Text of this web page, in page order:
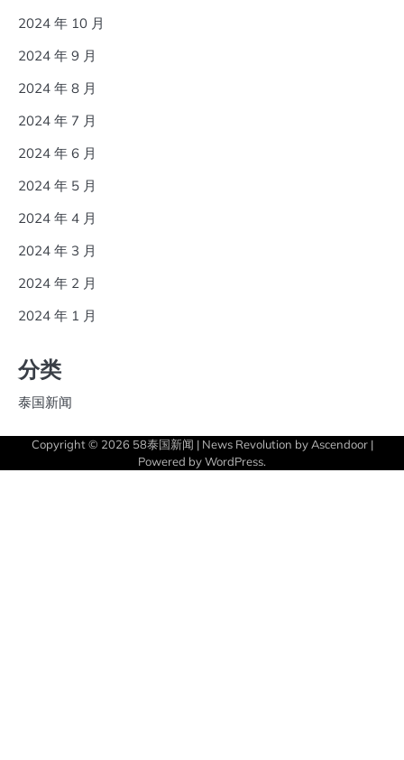
2024 年 10 月
2024 年 9 月
2024 年 8 月
2024 年 7 月
2024 年 6 月
2024 年 5 月
2024 年 4 月
2024 年 3 月
2024 年 2 月
2024 年 1 月
分类
泰国新闻
Copyright © 2026 58泰国新闻 | News Revolution by Ascendoor|
Powered byWordPress.